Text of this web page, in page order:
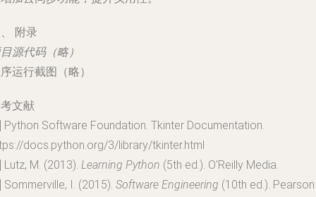
附录
源代码（略）
运行截图（略）
文献
Python Software Foundation. Tkinter Documentation.
docs.python.org/3/library/tkinter.html
Lutz, M. (2013). Learning Python (5th ed.). O'Reilly Media.
Sommerville, I. (2015). Software Engineering (10th ed.). Pearson